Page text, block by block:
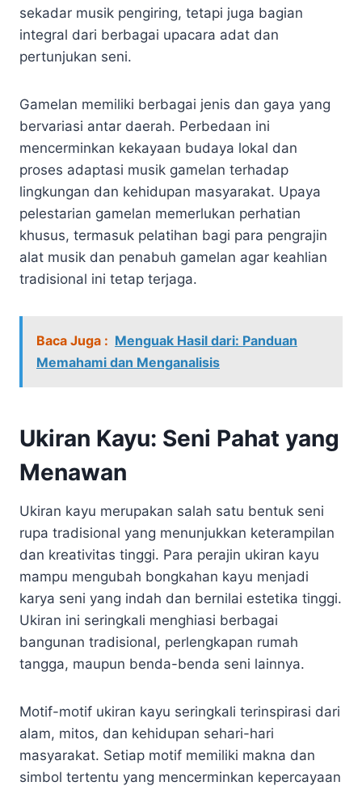
sekadar musik pengiring, tetapi juga bagian
integral dari berbagai upacara adat dan
pertunjukan seni.
Gamelan memiliki berbagai jenis dan gaya yang
bervariasi antar daerah. Perbedaan ini
mencerminkan kekayaan budaya lokal dan
proses adaptasi musik gamelan terhadap
lingkungan dan kehidupan masyarakat. Upaya
pelestarian gamelan memerlukan perhatian
khusus, termasuk pelatihan bagi para pengrajin
alat musik dan penabuh gamelan agar keahlian
tradisional ini tetap terjaga.
Baca Juga : Menguak Hasil dari: Panduan
Memahami dan Menganalisis
Ukiran Kayu: Seni Pahat yang
Menawan
Ukiran kayu merupakan salah satu bentuk seni
rupa tradisional yang menunjukkan keterampilan
dan kreativitas tinggi. Para perajin ukiran kayu
mampu mengubah bongkahan kayu menjadi
karya seni yang indah dan bernilai estetika tinggi.
Ukiran ini seringkali menghiasi berbagai
bangunan tradisional, perlengkapan rumah
tangga, maupun benda-benda seni lainnya.
Motif-motif ukiran kayu seringkali terinspirasi dari
alam, mitos, dan kehidupan sehari-hari
masyarakat. Setiap motif memiliki makna dan
simbol tertentu yang mencerminkan kepercayaan